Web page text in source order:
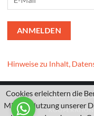
Hinweise zu Inhalt,
KontaktI
Cookies erleichtern die
Mit der Nutzung unserer